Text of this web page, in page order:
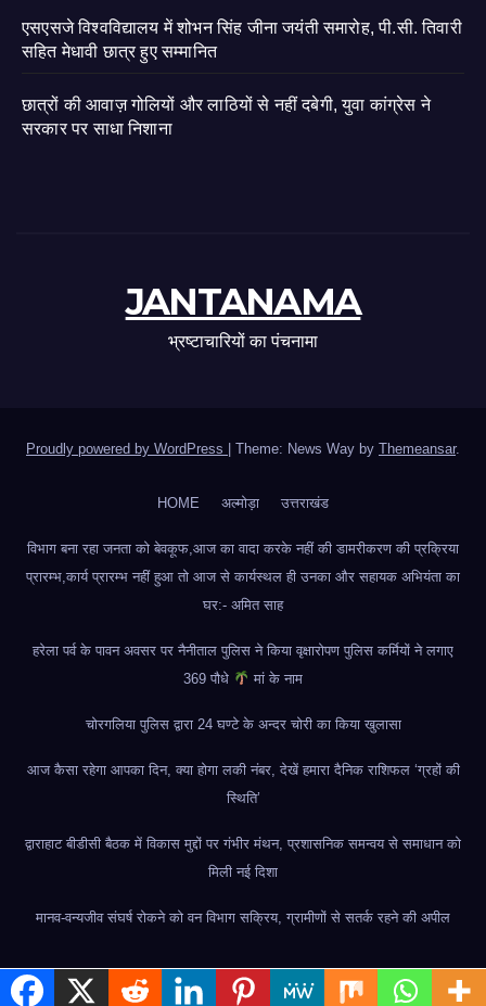
एसएसजे विश्वविद्यालय में शोभन सिंह जीना जयंती समारोह, पी.सी. तिवारी
सहित मेधावी छात्र हुए सम्मानित
छात्रों की आवाज़ गोलियों और लाठियों से नहीं दबेगी, युवा कांग्रेस ने
सरकार पर साधा निशाना
JANTANAMA
भ्रष्टाचारियों का पंचनामा
Proudly powered by WordPress Theme: News Way by Themeansar.
HOME अल्मोड़ा उत्तराखंड
विभाग बना रहा जनता को बेवकूफ,आज का वादा करके नहीं की डामरीकरण की प्रक्रिया
प्रारम्भ,कार्य प्रारम्भ नहीं हुआ तो आज से कार्यस्थल ही उनका और सहायक अभियंता का
घर:- अमित साह
हरेला पर्व के पावन अवसर पर नैनीताल पुलिस ने किया वृक्षारोपण पुलिस कर्मियों ने लगाए
369 पौधे
मां के नाम
चोरगलिया पुलिस द्वारा 24 घण्टे के अन्दर चोरी का किया खुलासा
आज कैसा रहेगा आपका दिन, क्या होगा लकी नंबर, देखें हमारा दैनिक राशिफल ‘ग्रहों की
स्थिति’
द्वाराहाट बीडीसी बैठक में विकास मुद्दों पर गंभीर मंथन, प्रशासनिक समन्वय से समाधान को
मिली नई दिशा
मानव-वन्यजीव संघर्ष रोकने को वन विभाग सक्रिय, ग्रामीणों से सतर्क रहने की अपील